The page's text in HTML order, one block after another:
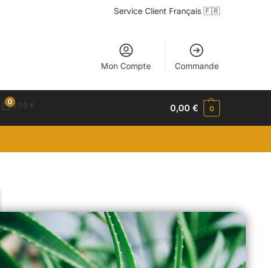
Service Client Français 🇫🇷
Mon Compte Commande
00,00 € 0,00€ 0